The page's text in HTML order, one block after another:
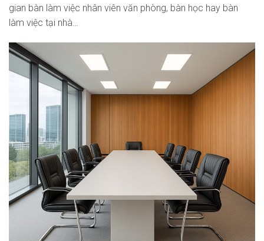
gian bàn làm việc nhân viên văn phòng, bàn học hay bàn
làm việc tại nhà…